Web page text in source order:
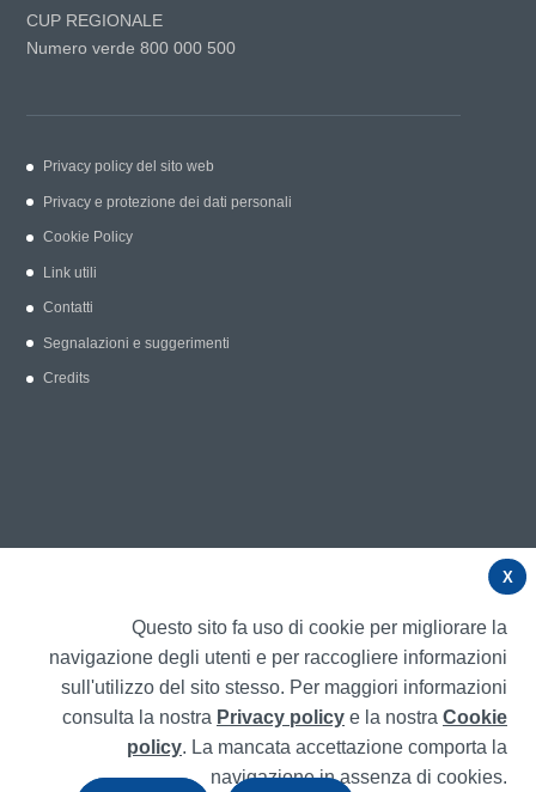
CUP REGIONALE
Numero verde 800 000 500
Privacy policy del sito web
Privacy e protezione dei dati personali
Cookie Policy
Link utili
Contatti
Segnalazioni e suggerimenti
Credits
X
Questo sito fa uso di cookie per migliorare la
navigazione degli utenti e per raccogliere informazioni
sull'utilizzo del sito stesso. Per maggiori informazioni
consulta la nostra Privacy policy e la nostra Cookie
policy. La mancata accettazione comporta la
navigazione in assenza di cookies.